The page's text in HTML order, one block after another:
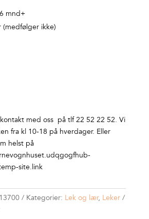
mnd+
ikke)
med oss på tlf 22 52 22 52. Vi
fra kl 10-18 på hverdager. Eller
helst på
site.link
13700 Kategorier: Lek og lær, Leker